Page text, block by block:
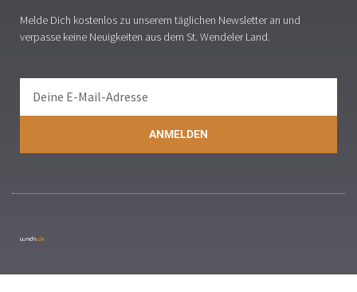
Melde Dich kostenlos zu unserem täglichen Newsletter an und
verpasse keine Neuigkeiten aus dem St. Wendeler Land.
ANMELDEN